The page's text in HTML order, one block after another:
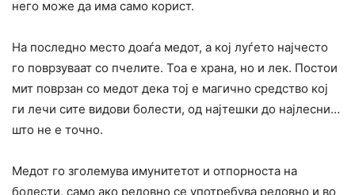
него може да има само корист.
На последно место доаѓа медот, а кој луѓето најчесто
го поврзуваат со пчелите. Тоа е храна, но и лек. Постои
мит поврзан со медот дека тој е магично средство кој
ги лечи сите видови болести, од најтешки до најлесни…
што не е точно.
Медот го зголемува имунитетот и отпорноста на
болести, само ако редовно се употребува редовно и во